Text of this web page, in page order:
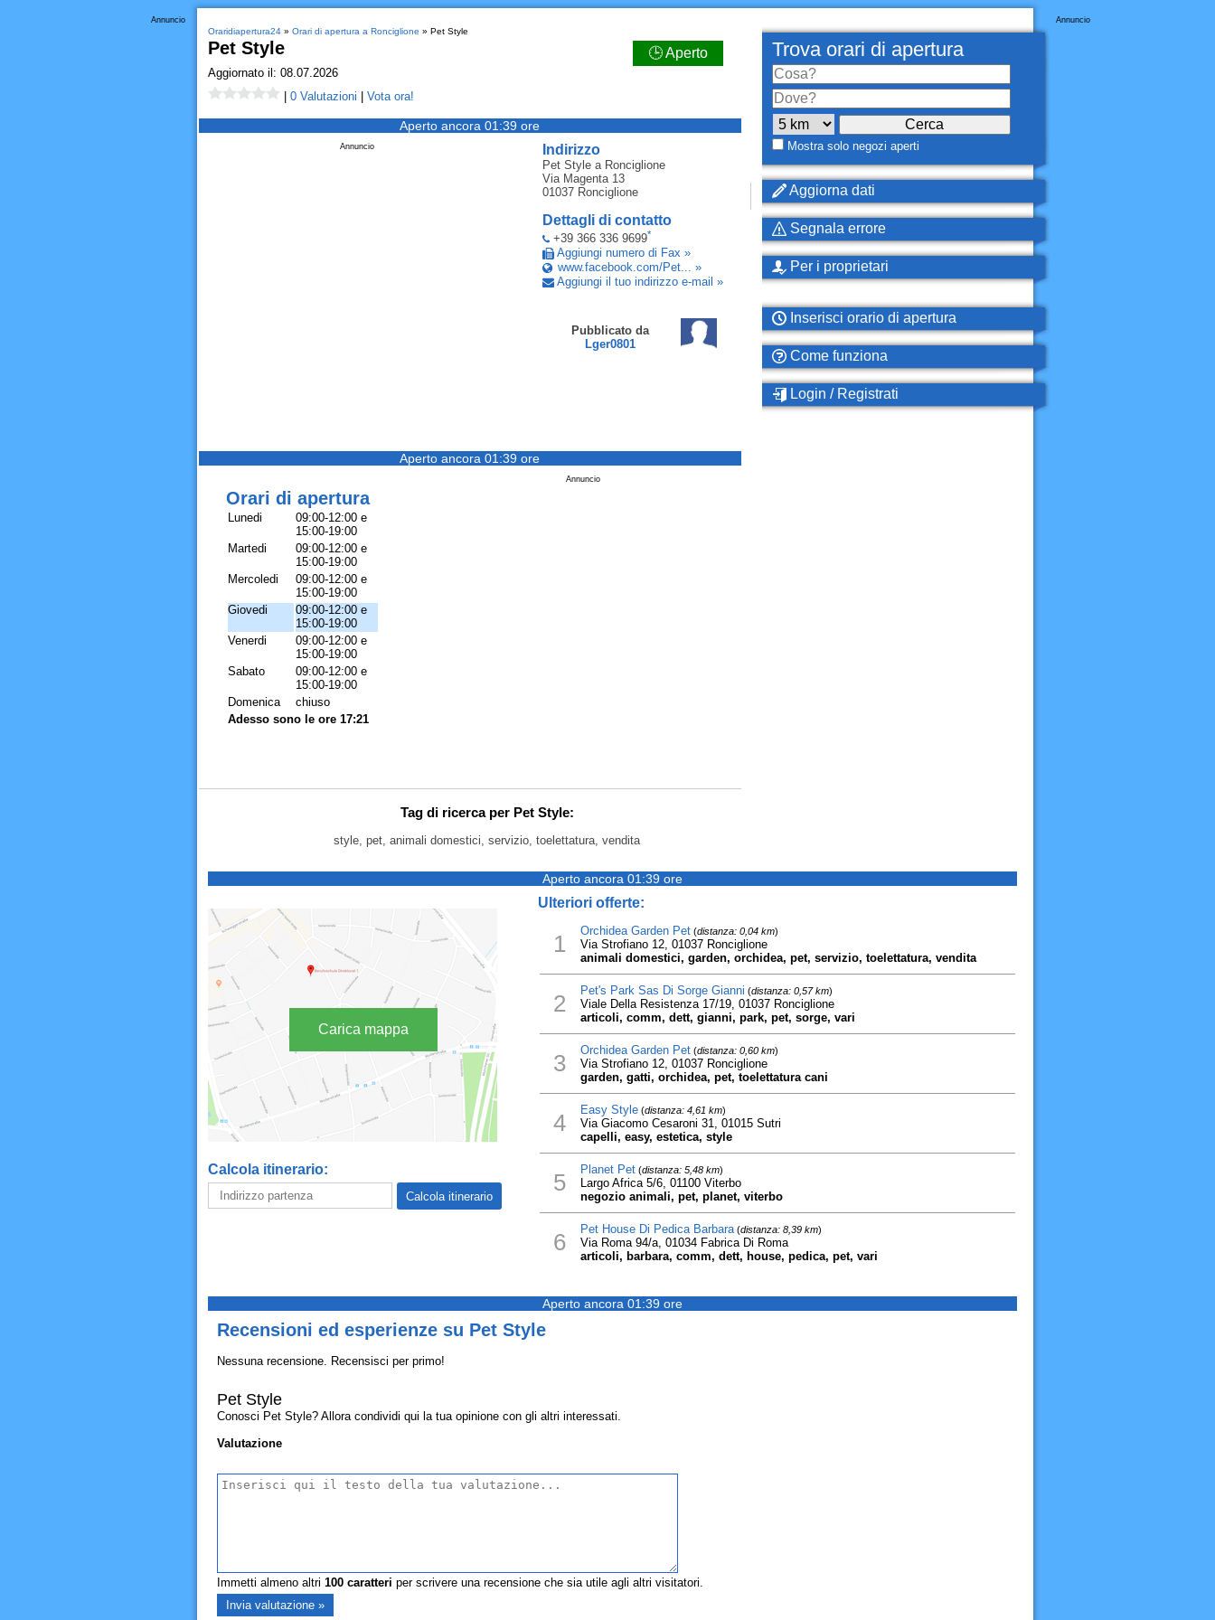
Annuncio
Oraridiapertura24» Orari di apertura a Ronciglione » Pet Style
Pet Style 🕒 Aperto
Aggiornato il: 08.07.2026
0 Valutazioni Vota ora!
Aperto ancora 01:39 ore
Indirizzo
Pet Stylea Ronciglione
Via Magenta 13
01037 Ronciglione
Dettagli di contatto
+39 366 336 9699*
Aggiungi numero di Fax »
www.facebook.com/Pet... »
Aggiungi il tuo indirizzo e-mail »
Pubblicato da
Lger0801
Annuncio
Aperto ancora 01:39 ore
Annuncio
Orari di apertura
Lunedi
09:00-12:00 e
15:00-19:00
Martedi
09:00-12:00 e
15:00-19:00
Mercoledi
09:00-12:00 e
15:00-19:00
Giovedi
09:00-12:00 e
15:00-19:00
Venerdi
09:00-12:00 e
15:00-19:00
Sabato
09:00-12:00 e
15:00-19:00
Domenica
chiuso
Adesso sono le ore 17:21
Tag di ricerca per Pet Style:
style, pet, animali domestici, servizio, toelettatura, vendita
Annuncio
Trova orari di apertura
Mostra solo negozi aperti
Aggiorna dati
Segnala errore
Per i proprietari
Inserisci orario di apertura
Come funziona
Login / Registrati
Aperto ancora 01:39 ore
Carica mappa
Calcola itinerario:
Ulteriori offerte:
1 Orchidea Garden Pet(distanza: 0,04 km)
Via Strofiano 12, 01037 Ronciglione
animali domestici, garden, orchidea, pet, servizio, toelettatura, vendita
2 Pet's Park Sas Di Sorge Gianni (distanza: 0,57 km)
Viale Della Resistenza 17/19, 01037 Ronciglione
articoli, comm, dett, gianni, park, pet, sorge, vari
3 Orchidea Garden Pet(distanza: 0,60 km)
Via Strofiano 12, 01037 Ronciglione
garden, gatti, orchidea, pet, toelettatura cani
4 Easy Style(distanza: 4,61 km)
Via Giacomo Cesaroni 31, 01015 Sutri
capelli, easy, estetica, style
5 Planet Pet(distanza: 5,48 km)
Largo Africa 5/6, 01100 Viterbo
negozio animali, pet, planet, viterbo
6 Pet House Di Pedica Barbara(distanza: 8,39 km)
Via Roma 94/a, 01034 Fabrica Di Roma
articoli, barbara, comm, dett, house, pedica, pet, vari
Aperto ancora 01:39 ore
Recensioni ed esperienze su Pet Style
Nessuna recensione. Recensisci per primo!
Pet Style
Conosci Pet Style? Allora condividi qui la tua opinione con gli altri interessati.
Valutazione
Immetti almeno altri 100caratteri per scrivere una recensione che sia utile agli altri visitatori.